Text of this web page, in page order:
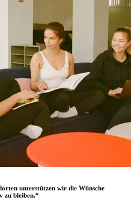
unterstützen wir die Wünsche
zu bleiben.“